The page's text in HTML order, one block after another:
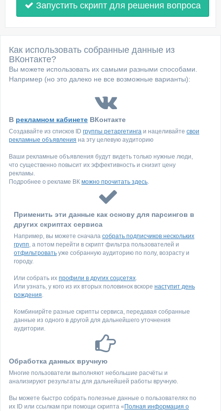
Запустить скрипт для решения вопроса
Как использовать собранные данные из
ВКонтакте?
Вы можете использовать их самыми разными способами.
Например (но это далеко не все возможные варианты):
В рекламном кабинете ВКонтакте
Создавайте из списков ID группы ретаргетинга и нацеливайте свои
рекламные объявления на эту целевую аудиторию
Ваши рекламные объявления будут видеть только нужные люди,
что существенно повысит их эффективность и снизит цену
рекламы.
Подробнее о рекламе ВК можно прочитать здесь.
Применить эти данные как основу для парсингов в
других скриптах сервиса
Например, вы можете сначала собрать подписчиков нескольких
групп, а потом перейти в скрипт фильтра пользователей и
отфильтровать уже собранную аудиторию по полу, возрасту и
городу.
Или собрать их профили в других соцсетях.
Или узнать, у кого из их вторых половинок вскоре наступит день
рождения.
Комбинирйте разные скрипты сервиса, передавая собранные
данные из одного в другой для дальнейшего уточнения
аудитории.
Обработка данных вручную
Многие пользователи выполняют небольшие расчёты и
анализируют результаты для дальнейшей работы вручную.
Вы можете быстро собрать полезные данные о пользователях по
их ID или ссылкам при помощи скрипта « Полная информация о